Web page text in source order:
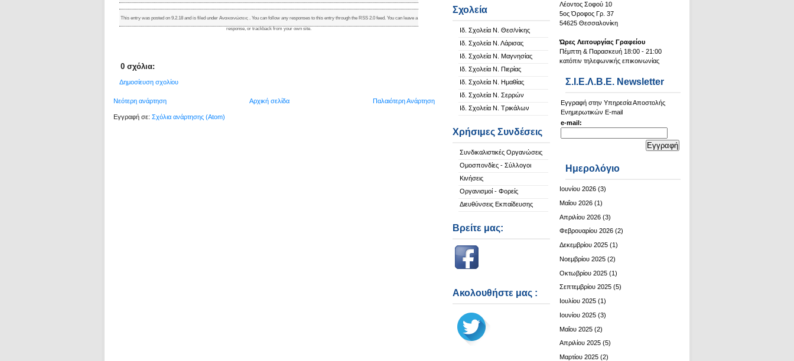
Λέοντος Σοφού 10
5ος Όροφος Γρ. 37
54625 Θεσσαλονίκη
Ώρες Λειτουργίας Γραφείου
Πέμπτη & Παρασκευή 18:00 - 21:00
κατόπιν τηλεφωνικής επικοινωνίας
Σ.Ι.Ε.Λ.Β.Ε. Newsletter
Εγγραφή στην Υπηρεσία Αποστολής
Ενημερωτικών E-mail
e-mail:
Ημερολόγιο
Ιουνίου 2026 (3)
Μαΐου 2026 (1)
Απριλίου 2026 (3)
Φεβρουαρίου 2026 (2)
Δεκεμβρίου 2025 (1)
Νοεμβρίου 2025 (2)
Οκτωβρίου 2025 (1)
Σεπτεμβρίου 2025 (5)
Ιουλίου 2025 (1)
Ιουνίου 2025 (3)
Μαΐου 2025 (2)
Απριλίου 2025 (5)
Μαρτίου 2025 (2)
Σχολεία
Ιδ. Σχολεία Ν. Θεσ/νίκης
Ιδ. Σχολεία Ν. Λάρισας
Ιδ. Σχολεία Ν. Μαγνησίας
Ιδ. Σχολεία Ν. Πιερίας
Ιδ. Σχολεία Ν. Ημαθίας
Ιδ. Σχολεία Ν. Σερρών
Ιδ. Σχολεία Ν. Τρικάλων
Χρήσιμες Συνδέσεις
Συνδικαλιστικές Οργανώσεις
Ομοσπονδίες - Σύλλογοι
Κινήσεις
Οργανισμοί - Φορείς
Διευθύνσεις Εκπαίδευσης
Βρείτε μας:
Ακολουθήστε μας :
This entry was posted on 9.2.18 and is filed under Ανακοινώσεις. You can follow any responses to this entry through the RSS 2.0feed. You can leave a
response, ortrackback from your own site.
0 σχόλια:
Δημοσίευση σχολίου
Νεότερη ανάρτηση Παλαιότερη Ανάρτηση
Αρχική σελίδα
Εγγραφή σε: Σχόλια ανάρτησης (Atom)